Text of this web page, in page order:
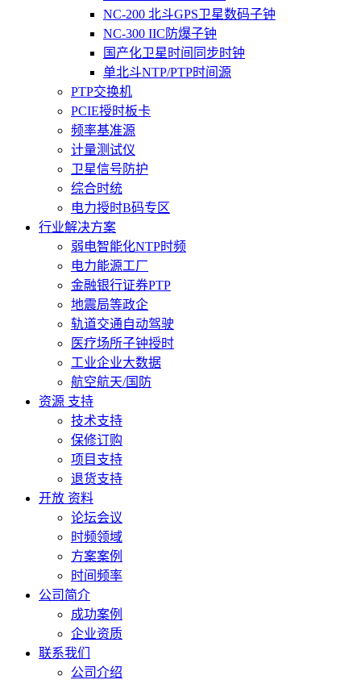
NC-200 北斗GPS卫星数码子钟
NC-300 IIC防爆子钟
国产化卫星时间同步时钟
单北斗NTP/PTP时间源
PTP交换机
PCIE授时板卡
频率基准源
计量测试仪
卫星信号防护
综合时统
电力授时B码专区
行业解决方案
弱电智能化NTP时频
电力能源工厂
金融银行证券PTP
地震局等政企
轨道交通自动驾驶
医疗场所子钟授时
工业企业大数据
航空航天/国防
资源 支持
技术支持
保修订购
项目支持
退货支持
开放 资料
论坛会议
时频领域
方案案例
时间频率
公司简介
成功案例
企业资质
联系我们
公司介绍